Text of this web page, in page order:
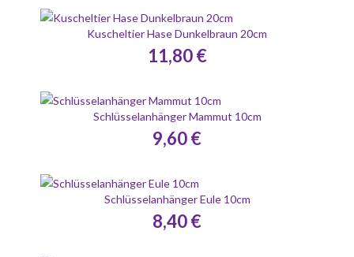
Kuscheltier Hase Dunkelbraun 20cm
11,80 €
Schlüsselanhänger Mammut 10cm
9,60 €
Schlüsselanhänger Eule 10cm
8,40 €